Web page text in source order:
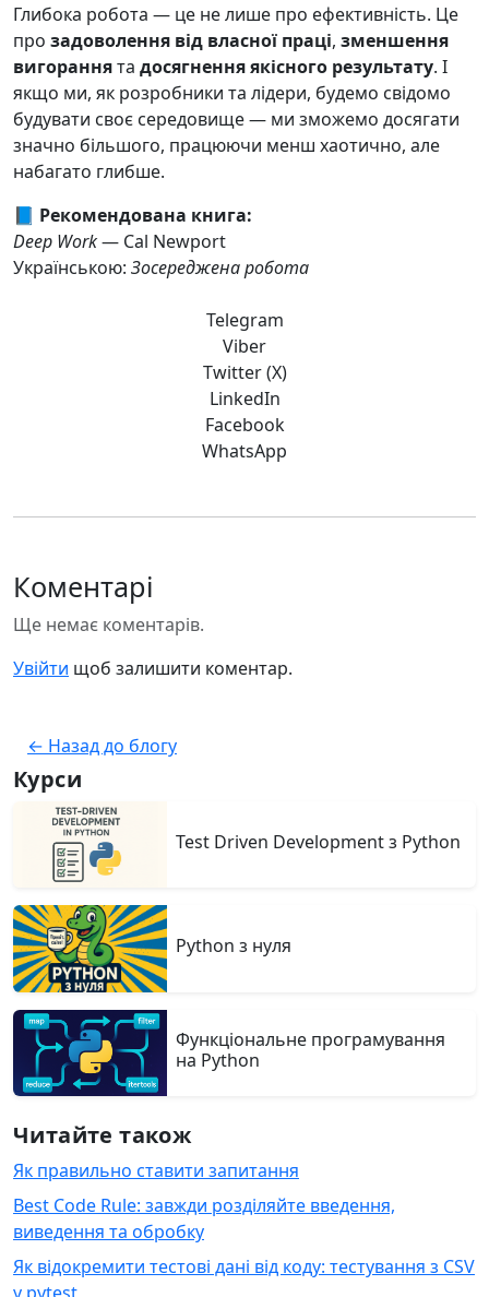
Глибока робота — це не лише про ефективність. Це
про задоволення від власної праці, зменшення
вигораннята досягнення якісного результату. І
якщо ми, як розробники та лідери, будемо свідомо
будувати своє середовище — ми зможемо досягати
значно більшого, працюючи менш хаотично, але
набагато глибше.
📘 Рекомендована книга:
Deep Work— Cal Newport
Українською: Зосереджена робота
Telegram
Viber
Twitter (X)
LinkedIn
Facebook
WhatsApp
Коментарі
Ще немає коментарів.
Увійти щоб залишити коментар.
← Назад до блогу
Курси
Test Driven Development з Python
Python з нуля
Функціональне програмування
на Python
Читайте також
Як правильно ставити запитання
Best Code Rule: завжди розділяйте введення,
виведення та обробку
Як відокремити тестові дані від коду: тестування з CSV